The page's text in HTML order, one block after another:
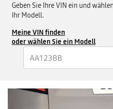
Geben Sie Ihre VIN ein und
Ihr Modell.
Meine VIN finden
oder wählen Sie ein Modell